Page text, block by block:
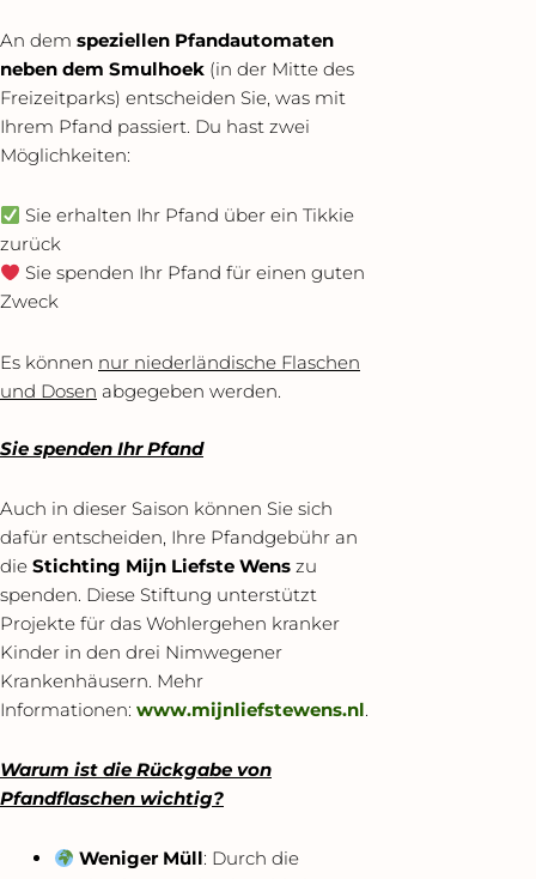
An dem speziellen Pfandautomaten
neben dem Smulhoek (in der Mitte des
Freizeitparks) entscheiden Sie, was mit
Ihrem Pfand passiert. Du hast zwei
Möglichkeiten:
Sie erhalten Ihr Pfand über ein Tikkie
zurück
Sie spenden Ihr Pfand für einen guten
Zweck
Es können nur niederländische Flaschen
und Dosen abgegeben werden.
Sie spenden Ihr Pfand
Auch in dieser Saison können Sie sich
dafür entscheiden, Ihre Pfandgebühr an
die Stichting Mijn Liefste Wens zu
spenden. Diese Stiftung unterstützt
Projekte für das Wohlergehen kranker
Kinder in den drei Nimwegener
Krankenhäusern. Mehr
Informationen: www.mijnliefstewens.nl.
Warum ist die Rückgabe von
Pfandflaschen wichtig?
Weniger Müll: Durch die